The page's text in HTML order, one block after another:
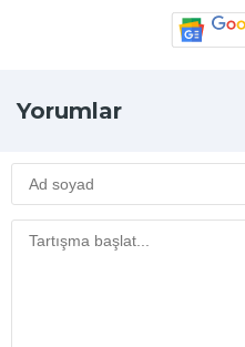
Yorumlar